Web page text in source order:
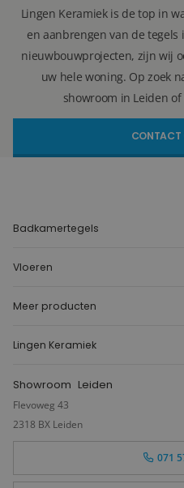
Lingen Keramiek is de top in
en aanbrengen van de
nieuwbouwprojecten, zijn wij
uw hele woning. Op zoek
showroom in Leiden of
CONTACT
Badkamertegels
Vloeren
Meer producten
Lingen Keramiek
Showroom Leiden
Flevoweg 43
2318 BX Leiden
071